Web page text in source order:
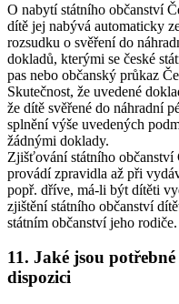
O nabytí státního občanství
dítě jej nabývá automaticky
rozsudku o svěření do
dokladů, kterými se české
pas nebo občanský průkaz
Skutečnost, že uvedené
že dítě svěřené do náhradní
splnění výše uvedených
žádnými doklady.
Zjišťování státního občanství
provádí zpravidla až při
popř. dříve, má-li být dítěti
zjištění státního občanství
státním občanství jeho rodiče.
11. Jaké jsou
dispozici